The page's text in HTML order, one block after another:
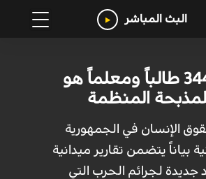
البث المباشر
استشهاد 344 طالباً ومعلماً هو
المنظمة
الإنسان في الجمهورية
بياناً يتضمن تقارير ميدانية
جديدة لجرائم الحرب التي